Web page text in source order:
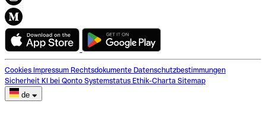
Cookies Impressum Rechtsdokumente Datenschutzbestimmungen
Sicherheit KI bei Qonto Systemstatus Ethik-Charta Sitemap
de